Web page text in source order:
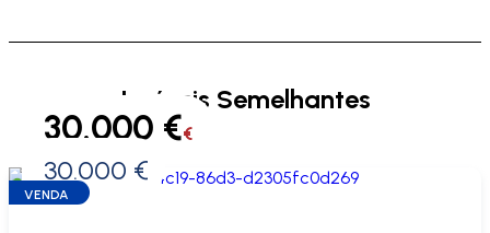
Imóveis Semelhantes
0 €
30.000 €€
30.000 €
VENDA